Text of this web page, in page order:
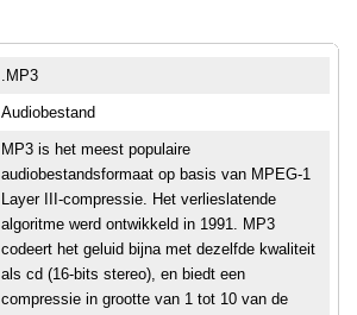
.MP3
Audiobestand
MP3 is het meest populaire
audiobestandsformaat op basis van MPEG-1
Layer III-compressie. Het verlieslatende
algoritme werd ontwikkeld in 1991. MP3
codeert het geluid bijna met dezelfde kwaliteit
als cd (16-bits stereo), en biedt een
compressie in grootte van 1 tot 10 van de